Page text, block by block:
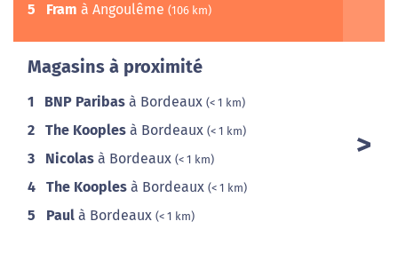
5 Fram à Angoulême (106 km)
Magasins à proximité
1 BNP Paribas à Bordeaux (< 1 km)
2 The Kooples à Bordeaux (< 1 km)
3 Nicolas à Bordeaux (< 1 km)
4 The Kooples à Bordeaux (< 1 km)
5 Paul à Bordeaux (< 1 km)